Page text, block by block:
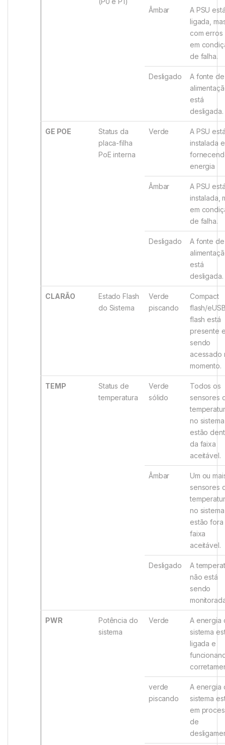
Âmbar
A PSU
ligada,
com erros
em
de falha.
Desligado
A fonte de
está
desligada.
GE POE
Status da
placa-filha
PoE interna
Verde
A PSU
instalada e
energia
Âmbar
A PSU
instalada,
em
de falha.
Desligado
A fonte de
está
desligada.
CLARÃO
Estado Flash
do Sistema
Verde
piscando
Compact
flash/
flash está
presente
sendo
acessado
momento.
TEMP
Status de
temperatura
Verde
sólido
Todos os
sensores
no sistema
estão
da faixa
aceitável.
Âmbar
Um ou
sensores
no sistema
estão fora
faixa
aceitável.
Desligado
A
não está
sendo
PWR
Potência do
sistema
Verde
A energia
sistema
ligada e
verde
piscando
A energia
sistema
em
de